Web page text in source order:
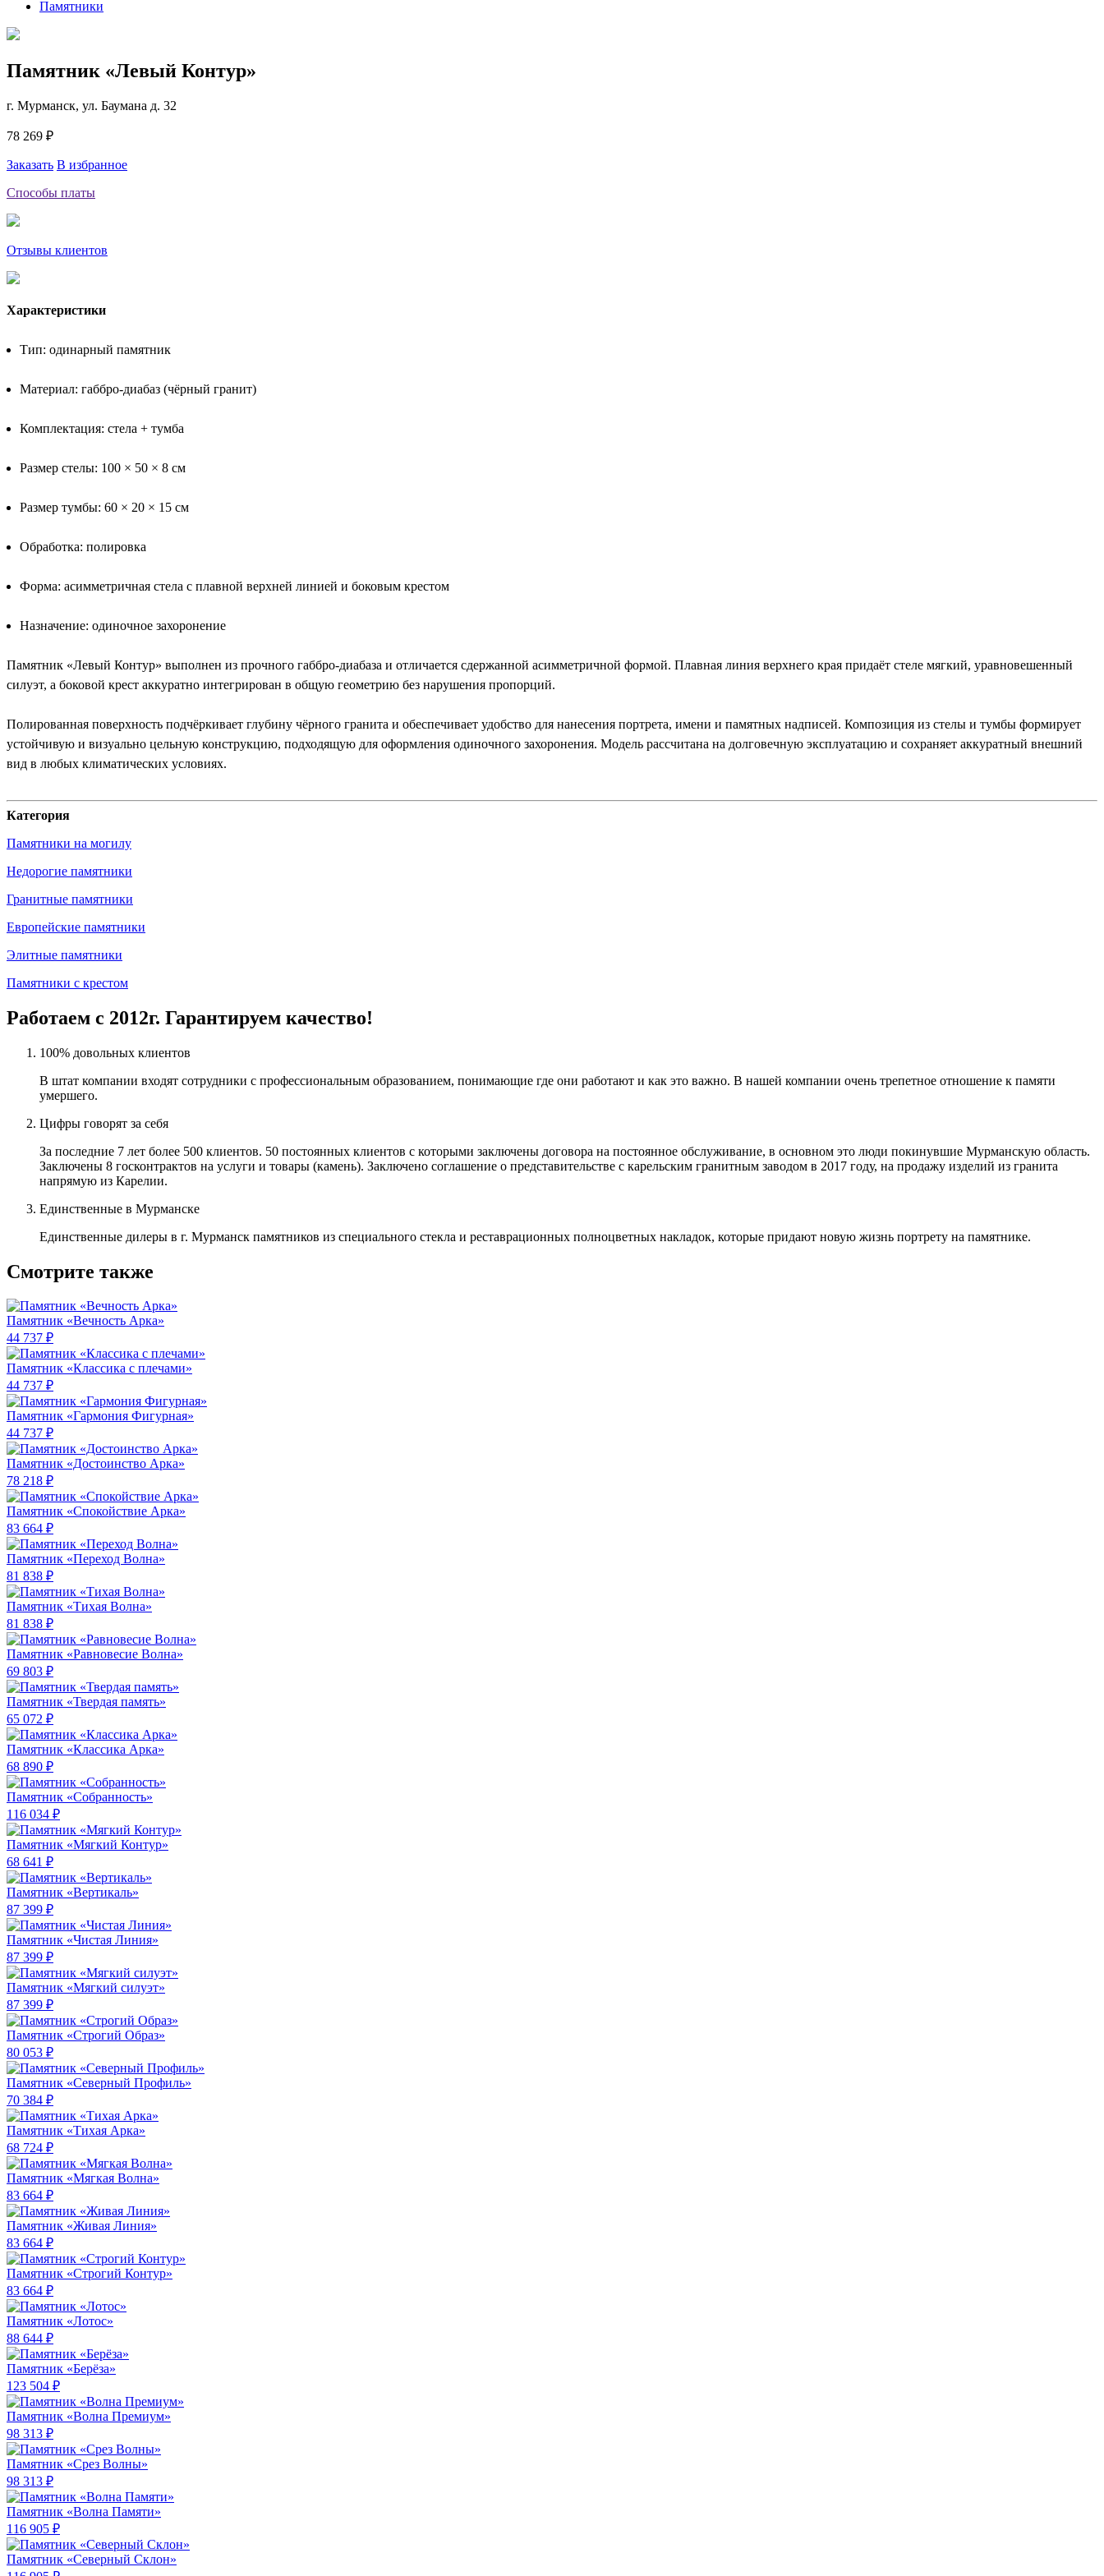
Памятники
Памятник «Левый Контур»
г. Мурманск, ул. Баумана д. 32
78 269 ₽
Заказать В избранное
Способы платы
Отзывы клиентов
Характеристики
Тип: одинарный памятник
Материал: габбро-диабаз (чёрный гранит)
Комплектация: стела + тумба
Размер стелы: 100 × 50 × 8 см
Размер тумбы: 60 × 20 × 15 см
Обработка: полировка
Форма: асимметричная стела с плавной верхней линией и боковым крестом
Назначение: одиночное захоронение
Памятник «Левый Контур» выполнен из прочного габбро-диабаза и отличается сдержанной асимметричной формой. Плавная линия верхнего края придаёт стеле мягкий, уравновешенный
силуэт, а боковой крест аккуратно интегрирован в общую геометрию без нарушения пропорций.
Полированная поверхность подчёркивает глубину чёрного гранита и обеспечивает удобство для нанесения портрета, имени и памятных надписей. Композиция из стелы и тумбы формирует
устойчивую и визуально цельную конструкцию, подходящую для оформления одиночного захоронения. Модель рассчитана на долговечную эксплуатацию и сохраняет аккуратный внешний
вид в любых климатических условиях.
Категория
Памятники на могилу
Недорогие памятники
Гранитные памятники
Европейские памятники
Элитные памятники
Памятники с крестом
Работаем с 2012г. Гарантируем качество!
100% довольных клиентов
В штат компании входят сотрудники с профессиональным образованием, понимающие где они работают и как это важно. В нашей компании очень трепетное отношение к памяти
умершего.
Цифры говорят за себя
За последние 7 лет более 500 клиентов. 50 постоянных клиентов с которыми заключены договора на постоянное обслуживание, в основном это люди покинувшие Мурманскую область.
Заключены 8 госконтрактов на услуги и товары (камень). Заключено соглашение о представительстве с карельским гранитным заводом в 2017 году, на продажу изделий из гранита
напрямую из Карелии.
Единственные в Мурманске
Единственные дилеры в г. Мурманск памятников из специального стекла и реставрационных полноцветных накладок, которые придают новую жизнь портрету на памятнике.
Смотрите также
Памятник «Вечность Арка»
44 737 ₽
Памятник «Классика c плечами»
44 737 ₽
Памятник «Гармония Фигурная»
44 737 ₽
Памятник «Достоинство Арка»
78 218 ₽
Памятник «Спокойствие Арка»
83 664 ₽
Памятник «Переход Волна»
81 838 ₽
Памятник «Тихая Волна»
81 838 ₽
Памятник «Равновесие Волна»
69 803 ₽
Памятник «Твердая память»
65 072 ₽
Памятник «Классика Арка»
68 890 ₽
Памятник «Собранность»
116 034 ₽
Памятник «Мягкий Контур»
68 641 ₽
Памятник «Вертикаль»
87 399 ₽
Памятник «Чистая Линия»
87 399 ₽
Памятник «Мягкий силуэт»
87 399 ₽
Памятник «Строгий Образ»
80 053 ₽
Памятник «Северный Профиль»
70 384 ₽
Памятник «Тихая Арка»
68 724 ₽
Памятник «Мягкая Волна»
83 664 ₽
Памятник «Живая Линия»
83 664 ₽
Памятник «Строгий Контур»
83 664 ₽
Памятник «Лотос»
88 644 ₽
Памятник «Берёза»
123 504 ₽
Памятник «Волна Премиум»
98 313 ₽
Памятник «Срез Волны»
98 313 ₽
Памятник «Волна Памяти»
116 905 ₽
Памятник «Северный Склон»